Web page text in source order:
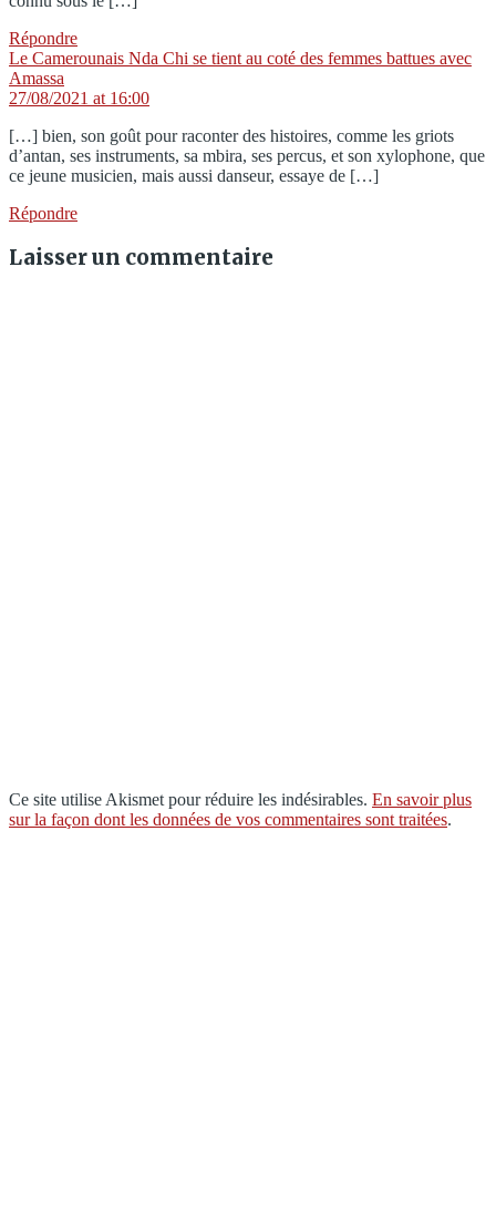
Répondre
Le Camerounais Nda Chi se tient au coté des femmes battues avec
Amassa
27/08/2021 at 16:00
[…] bien, son goût pour raconter des histoires, comme les griots
d’antan, ses instruments, sa mbira, ses percus, et son xylophone, que
ce jeune musicien, mais aussi danseur, essaye de […]
Répondre
Laisser un commentaire
Ce site utilise Akismet pour réduire les indésirables. En savoir plus
sur la façon dont les données de vos commentaires sont traitées.